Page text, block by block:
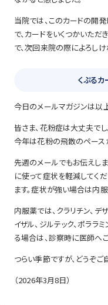
当院では、このカードの開
で、カードをいくつかいただ
で、次回来院の際によろし
くぷるカ
今日のメールマガジンは以上
皆さま、花粉症は大丈夫でし
今年は花粉の飛散のペース
先週のメールでもお伝えし
に使って症状を軽減してく
ます。症状が強い場合は内
内服薬では、クラリチン、デ
イザル、ジルテック、ポラ
る場合は、診察時に医師へご
つらい季節ですが、どうぞご
（2026年3月8日）